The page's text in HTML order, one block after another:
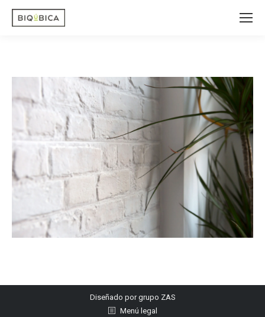
Diseñado porgrupo ZAS
Menú legal